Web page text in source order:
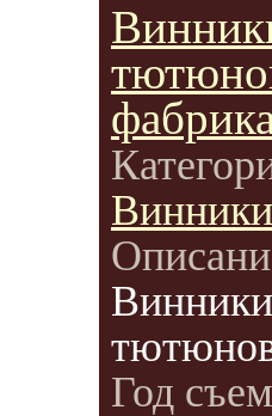
Винники
Год